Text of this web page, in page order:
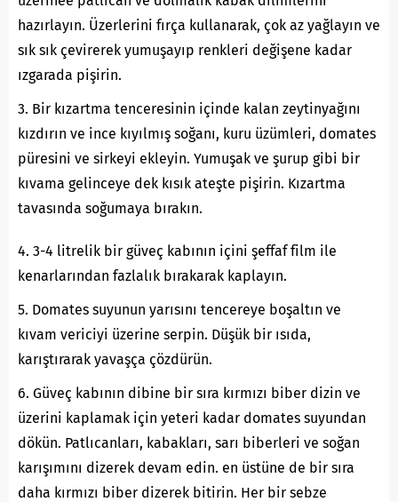
hazırlayın. Üzerlerini fırça kullanarak, çok az yağlayın ve
sık sık çevirerek yumuşayıp renkleri değişene kadar
ızgarada pişirin.
3. Bir kızartma tenceresinin içinde kalan zeytinyağını
kızdırın ve ince kıyılmış soğanı, kuru üzümleri, domates
püresini ve sirkeyi ekleyin. Yumuşak ve şurup gibi bir
kıvama gelinceye dek kısık ateşte pişirin. Kızartma
tavasında soğumaya bırakın.
4. 3-4 litrelik bir güveç kabının içini şeffaf film ile
kenarlarından fazlalık bırakarak kaplayın.
5. Domates suyunun yarısını tencereye boşaltın ve
kıvam vericiyi üzerine serpin. Düşük bir ısıda,
karıştırarak yavaşça çözdürün.
6. Güveç kabının dibine bir sıra kırmızı biber dizin ve
üzerini kaplamak için yeteri kadar domates suyundan
dökün. Patlıcanları, kabakları, sarı biberleri ve soğan
karışımını dizerek devam edin. en üstüne de bir sıra
daha kırmızı biber dizerek bitirin. Her bir sebze